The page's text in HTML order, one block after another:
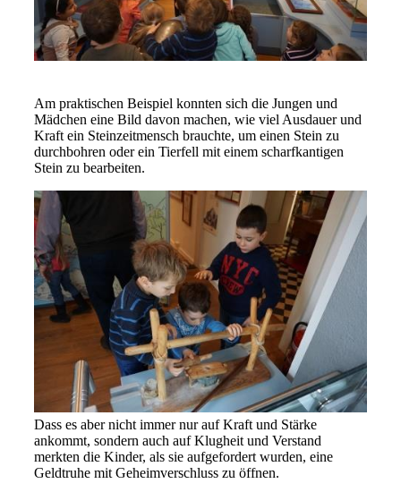
Am praktischen Beispiel konnten sich die Jungen und
Mädchen eine Bild davon machen, wie viel Ausdauer und
Kraft ein Steinzeitmensch brauchte, um einen Stein zu
durchbohren oder ein Tierfell mit einem scharfkantigen
Stein zu bearbeiten.
Dass es aber nicht immer nur auf Kraft und Stärke
ankommt, sondern auch auf Klugheit und Verstand
merkten die Kinder, als sie aufgefordert wurden, eine
Geldtruhe mit Geheimverschluss zu öffnen.